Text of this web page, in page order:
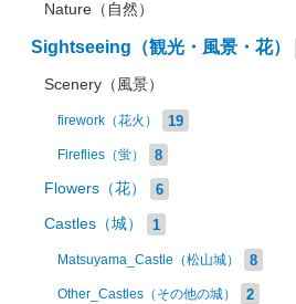
Nature（自然）
Sightseeing（観光・風景・花）
Scenery（風景）
firework（花火） 19
Fireflies（蛍） 8
Flowers（花） 6
Castles（城） 1
Matsuyama_Castle（松山城） 8
Other_Castles（その他の城） 2